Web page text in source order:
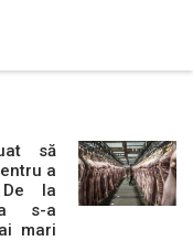
să
a
De la
s-a
mari